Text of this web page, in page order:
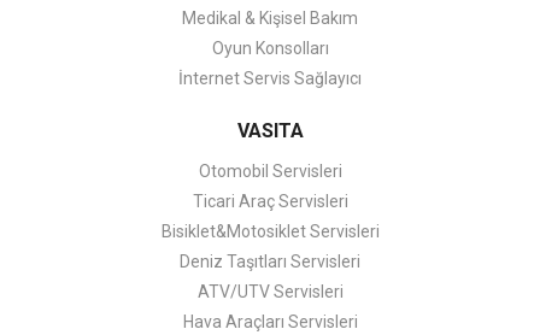
Medikal & Kişisel Bakım
Oyun Konsolları
İnternet Servis Sağlayıcı
VASITA
Otomobil Servisleri
Ticari Araç Servisleri
Bisiklet&Motosiklet Servisleri
Deniz Taşıtları Servisleri
ATV/UTV Servisleri
Hava Araçları Servisleri